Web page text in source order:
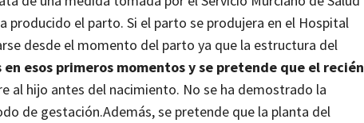
producido el parto. Si el parto se produjera en el Hospital
desde el momento del parto ya que la estructura del
esos primeros momentos y se pretende que el recién
al hijo antes del nacimiento. No se ha demostrado la
de gestación.Además, se pretende que la planta del